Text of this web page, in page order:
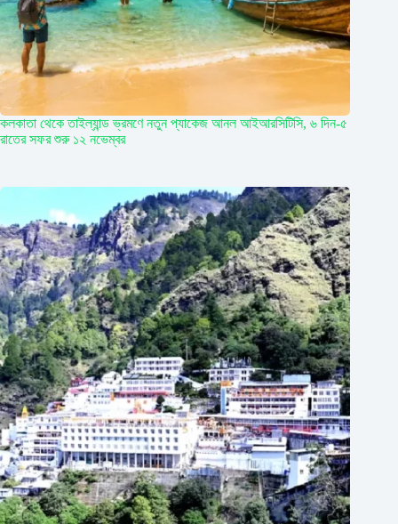
কলকাতা থেকে তাইল্যান্ড ভ্রমণে নতুন প্যাকেজ আনল আইআরসিটিসি, ৬ দিন-৫
রাতের সফর শুরু ১২ নভেম্বর